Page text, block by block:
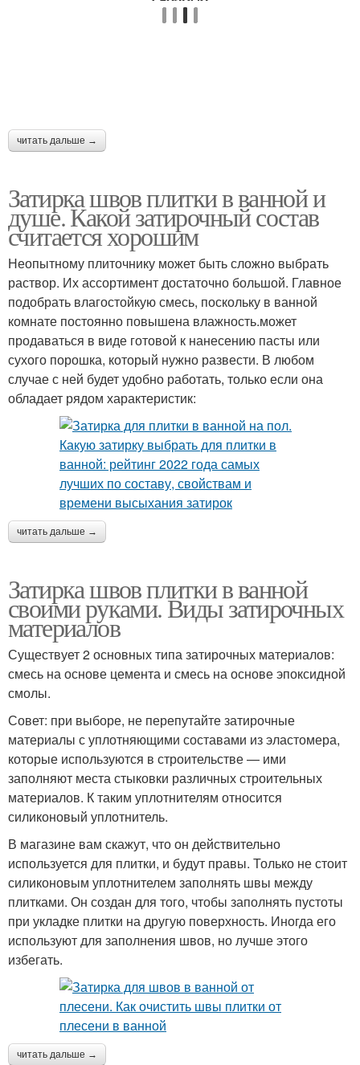
читать дальше →
Затирка швов плитки в ванной и
душе. Какой затирочный состав
считается хорошим
Неопытному плиточнику может быть сложно выбрать
раствор. Их ассортимент достаточно большой. Главное
подобрать влагостойкую смесь, поскольку в ванной
комнате постоянно повышена влажность.может
продаваться в виде готовой к нанесению пасты или
сухого порошка, который нужно развести. В любом
случае с ней будет удобно работать, только если она
обладает рядом характеристик:
читать дальше →
Затирка швов плитки в ванной
своими руками. Виды затирочных
материалов
Существует 2 основных типа затирочных материалов:
смесь на основе цемента и смесь на основе эпоксидной
смолы.
Совет: при выборе, не перепутайте затирочные
материалы с уплотняющими составами из эластомера,
которые используются в строительстве — ими
заполняют места стыковки различных строительных
материалов. К таким уплотнителям относится
силиконовый уплотнитель.
В магазине вам скажут, что он действительно
используется для плитки, и будут правы. Только не стоит
силиконовым уплотнителем заполнять швы между
плитками. Он создан для того, чтобы заполнять пустоты
при укладке плитки на другую поверхность. Иногда его
используют для заполнения швов, но лучше этого
избегать.
читать дальше →